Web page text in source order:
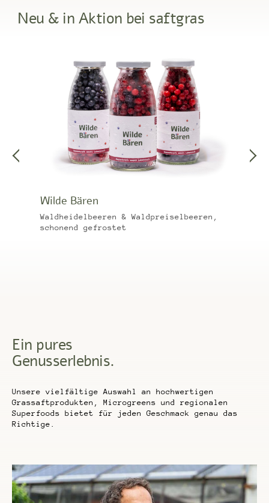
Neu & in Aktion bei saftgras
Wilde Bären
Waldheidelbeeren & Waldpreiselbeeren,
schonend gefrostet
Ein pures
Genusserlebnis.
Unsere vielfältige Auswahl an hochwertigen
Grassaftprodukten, Microgreens und regionalen
Superfoods bietet für jeden Geschmack genau das
Richtige.